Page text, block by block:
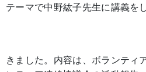
テーマで中野紘子先生に講義を
きました。内容は、ボランティ